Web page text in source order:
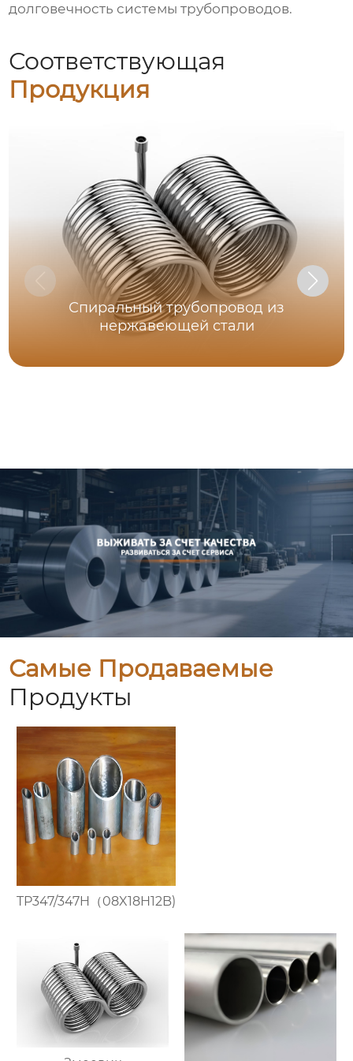
долговечность системы трубопроводов.
Соответствующая
Продукция
Спиральный трубопровод из
нержавеющей стали
Самые Продаваемые
Продукты
TP347/347H（08X18H12B)